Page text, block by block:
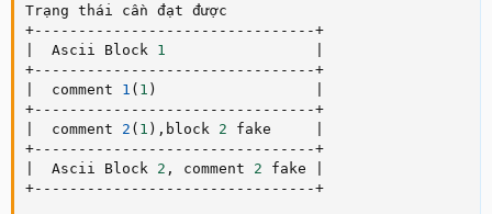
+-- -- -- -- -- -- -- -- -- -- -- -- -- -- -- --+
  Ascii Block
1
+-- -- -- -- -- -- -- -- -- -- -- -- -- -- -- --+
  comment
1 ( 1 )
+-- -- -- -- -- -- -- -- -- -- -- -- -- -- -- --+
  comment
2 ( 1 ) , block 2 fake
+-- -- -- -- -- -- -- -- -- -- -- -- -- -- -- --+
  Ascii Block
2 , comment 2 fake
+-- -- -- -- -- -- -- -- -- -- -- -- -- -- -- --+